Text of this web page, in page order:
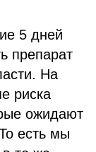
5 дней
препарат
На
риска
ожидают
есть мы